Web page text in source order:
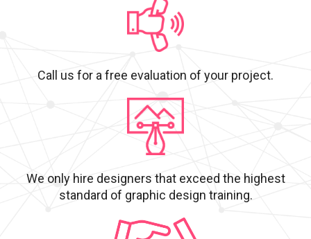
Call us for a free evaluation of your project.
We only hire designers that exceed the highest
standard of graphic design training.